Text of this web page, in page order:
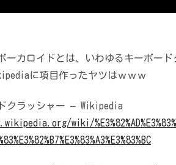
ーカロイドとは、いわゆるキーボード
に項目作ったヤツはｗｗｗ
クラッシャー – Wikipedia
wiki/